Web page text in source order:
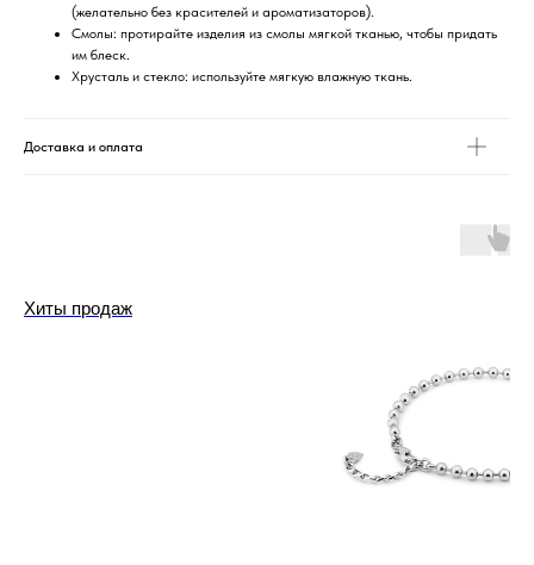
(желательно без красителей и ароматизаторов).
Смолы: протирайте изделия из смолы мягкой тканью, чтобы придать
им блеск.
Хрусталь и стекло: используйте мягкую влажную ткань.
Доставка и оплата
Хиты продаж